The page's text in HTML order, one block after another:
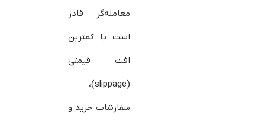
معامله‌گر قادر
است با کمترین
افت قیمتی
(slippage)،
سفارشات خرید و